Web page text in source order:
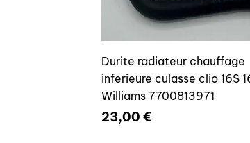
Durite radiateur chauffage
inferieure culasse clio 16S
Williams 7700813971
Prix
23,00 €